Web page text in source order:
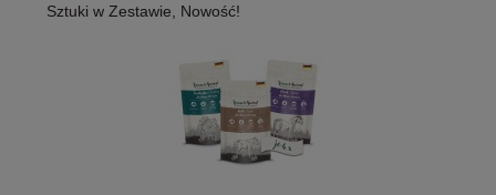
Sztuki w Zestawie, Nowość!